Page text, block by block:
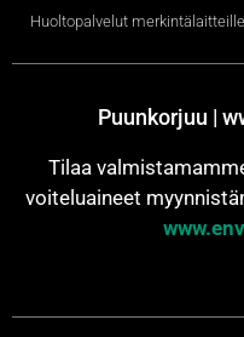
Huoltopalvelut merkintälaitteille
Puunkorjuu |
Tilaa
voiteluaineet